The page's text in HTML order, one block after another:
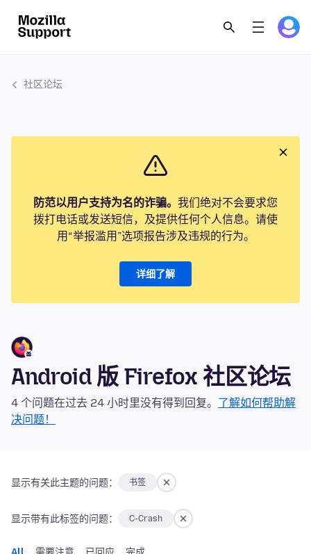
社区论坛
防范以用户支持为名的诈骗。 我们绝对不会要求您
拨打电话或发送短信，及提供任何个人信息。请使
用“举报滥用”选项报告涉及违规的行为。
详细了解
Android 版 Firefox 社区论坛
4 个问题在过去 24 小时里没有得到回复。 了解如何帮助解
决问题！
显示有关此主题的问题： 书签
显示带有此标签的问题： C-Crash